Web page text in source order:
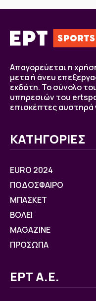
Απαγορεύεται η
μετά ή άνευ
εκδότη. Το σύνολο
υπηρεσιών του
επισκέπτες
ΚΑΤΗΓΟΡΙΕΣ
EURO 2024
ΠΟΔΟΣΦΑΙΡΟ
ΜΠΑΣΚΕΤ
ΒOΛΕΙ
MAGAZINE
ΠΡΟΣΩΠΑ
ΕΡΤ Α.Ε.